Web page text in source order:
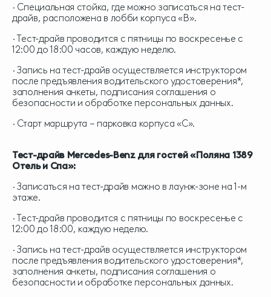
∙ Специальная стойка, где можно записаться на тест-
драйв, расположена в лобби корпуса «B».
∙ Тест-драйв проводится с пятницы по воскресенье с
12:00 до 18:00 часов, каждую неделю.
∙ Запись на тест-драйв осуществляется инструктором
после предъявления водительского удостоверения*,
заполнения анкеты, подписания соглашения о
безопасности и обработке персональных данных.
∙ Старт маршрута – парковка корпуса «C».
Тест-драйв Mercedes-Benz для гостей «Поляна 1389
Отель и Спа»:
∙ Записаться на тест-драйв можно в лаунж-зоне на 1-м
этаже.
∙ Тест-драйв проводится с пятницы по воскресенье с
12:00 до 18:00, каждую неделю.
∙ Запись на тест-драйв осуществляется инструктором
после предъявления водительского удостоверения*,
заполнения анкеты, подписания соглашения о
безопасности и обработке персональных данных.